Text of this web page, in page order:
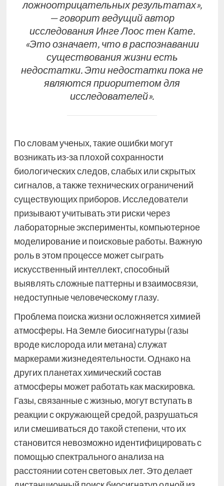
ложноотрицательных результатах»,
— говорит ведущий автор
исследования Инге Лоос тен Кате.
«Это означает, что в распознавании
существования жизни есть
недостатки. Эти недостатки пока не
являются приоритетом для
исследователей».
По словам ученых, такие ошибки могут
возникать из-за плохой сохранности
биологических следов, слабых или скрытых
сигналов, а также технических ограничений
существующих приборов. Исследователи
призывают учитывать эти риски через
лабораторные эксперименты, компьютерное
моделирование и поисковые работы. Важную
роль в этом процессе может сыграть
искусственный интеллект, способный
выявлять сложные паттерны и взаимосвязи,
недоступные человеческому глазу.
Проблема поиска жизни осложняется химией
атмосферы. На Земле биосигнатуры (газы
вроде кислорода или метана) служат
маркерами жизнедеятельности. Однако на
других планетах химический состав
атмосферы может работать как маскировка.
Газы, связанные с жизнью, могут вступать в
реакции с окружающей средой, разрушаться
или смешиваться до такой степени, что их
становится невозможно идентифицировать с
помощью спектрального анализа на
расстоянии сотен световых лет. Это делает